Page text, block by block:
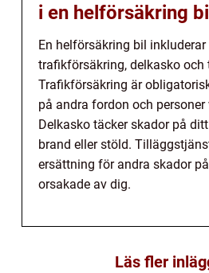
i en helförsäkring
En helförsäkring bil
trafikförsäkring, delkasko och
Trafikförsäkring är
på andra fordon och personer
Delkasko täcker skador på
brand eller stöld.
ersättning för andra skador
orsakade av dig.
Läs fler